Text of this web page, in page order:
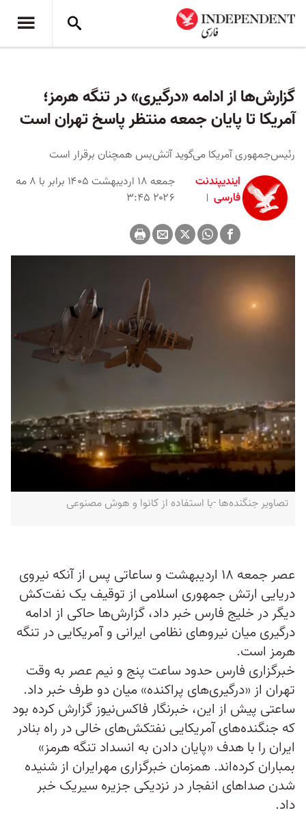
گزارش‌ها از ادامه «درگیری» در تنگه هرمز؛
آمریکا تا پایان جمعه منتظر پاسخ تهران است
رئیس‌جمهوری آمریکا می‌گوید آتش‌بس همچنان برقرار است
ایندیپندنت
فارسی
جمعه ۱۸ اردیبهشت ۱۴۰۵ برابر با ۸ مه
۲۰۲۶ ۳:۴۵
تصاویر جنگنده‌ها -با استفاده از کانوا و هوش مصنوعی
عصر جمعه ۱۸ اردیبهشت و ساعاتی پس از آنکه نیروی
دریایی ارتش جمهوری اسلامی از توقیف یک نفت‌کش
دیگر در خلیج فارس خبر داد، گزارش‌ها حاکی از ادامه
درگیری میان نیروهای نظامی ایرانی و آمریکایی در تنگه
هرمز است.
خبرگزاری فارس حدود ساعت پنج و نیم عصر به وقت
تهران از «درگیری‌های پراکنده» میان دو طرف خبر داد.
ساعتی پیش از این، خبرنگار فاکس‌نیوز گزارش کرده بود
که جنگنده‌های آمریکایی نفتکش‌های خالی در راه بنادر
ایران را با هدف «پایان دادن به انسداد تنگه هرمز»
بمباران کرده‌اند. همزمان خبرگزاری مهرایران از شنیده
شدن صداهای انفجار در نزدیکی جزیره سیریک خبر
داد.